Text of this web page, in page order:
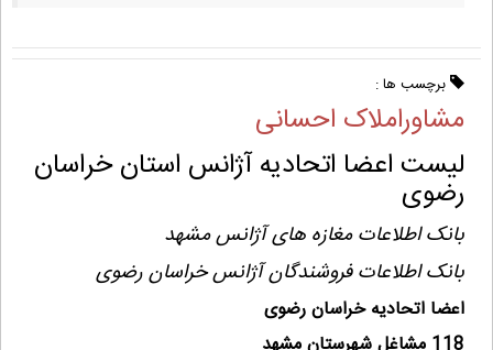
برچسب ها :
مشاوراملاک احسانی
لیست اعضا اتحادیه آژانس استان خراسان
رضوی
بانک اطلاعات مغازه های آژانس مشهد
بانک اطلاعات فروشندگان آژانس خراسان رضوی
اعضا اتحادیه خراسان رضوی